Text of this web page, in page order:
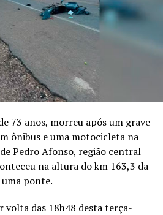
73 anos, morreu após um grave
ônibus e uma motocicleta na
Pedro Afonso, região central
na altura do km 163,3 da
ponte.
volta das 18h48 desta terça-